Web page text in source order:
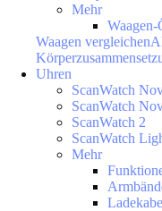
Mehr
Waagen vergleichen
Uhren
ScanWatch
ScanWatch
ScanWatch 2
ScanWatch
Mehr